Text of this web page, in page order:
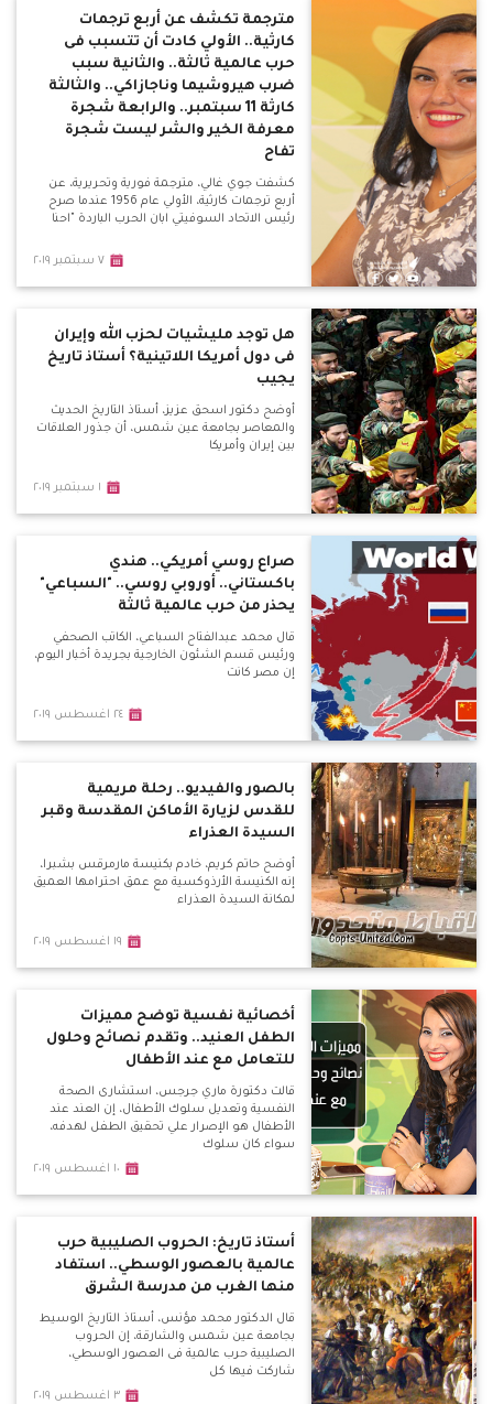
مترجمة تكشف عن أربع ترجمات
كارثية.. الأولي كادت أن تتسبب فى
حرب عالمية ثالثة.. والثانية سبب
ضرب هيروشيما وناجازاكي.. والثالثة
كارثة 11 سبتمبر.. والرابعة شجرة
معرفة الخير والشر ليست شجرة
تفاح
كشفت جوي غالي، مترجمة فورية وتحريرية، عن
أربع ترجمات كارثية، الأولي عام 1956 عندما صرح
رئيس الاتحاد السوفيتي ابان الحرب الباردة "احنا
٧ سبتمبر ٢٠١٩
هل توجد مليشيات لحزب الله وإيران
فى دول أمريكا اللاتينية؟ أستاذ تاريخ
يجيب
أوضح دكتور اسحق عزيز، أستاذ التاريخ الحديث
والمعاصر بجامعة عين شمس، أن جذور العلاقات
بين إيران وأمريكا
١ سبتمبر ٢٠١٩
صراع روسي أمريكي.. هندي
باكستاني.. أوروبي روسي.. "السباعي"
يحذر من حرب عالمية ثالثة
قال محمد عبدالفتاح السباعي، الكاتب الصحفي
ورئيس قسم الشئون الخارجية بجريدة أخبار اليوم،
إن مصر كانت
٢٤ اغسطس ٢٠١٩
بالصور والفيديو.. رحلة مريمية
للقدس لزيارة الأماكن المقدسة وقبر
السيدة العذراء
أوضح حاتم كريم، خادم بكنيسة مارمرقس بشبرا،
إنه الكنيسة الأرذوكسية مع عمق احترامها العميق
لمكانة السيدة العذراء
١٩ اغسطس ٢٠١٩
أخصائية نفسية توضح مميزات
الطفل العنيد.. وتقدم نصائح وحلول
للتعامل مع عند الأطفال
قالت دكتورة ماري جرجس، استشارى الصحة
النفسية وتعديل سلوك الأطفال، إن العند عند
الأطفال هو الإصرار علي تحقيق الطفل لهدفه،
سواء كان سلوك
١٠ اغسطس ٢٠١٩
أستاذ تاريخ: الحروب الصليبية حرب
عالمية بالعصور الوسطي.. استفاد
منها الغرب من مدرسة الشرق
قال الدكتور محمد مؤنس، أستاذ التاريخ الوسيط
بجامعة عين شمس والشارقة، إن الحروب
الصليبية حرب عالمية فى العصور الوسطي،
شاركت فيها كل
٣ اغسطس ٢٠١٩